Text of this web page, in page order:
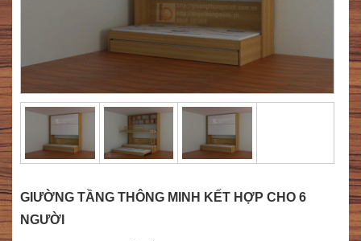
GIƯỜNG TẦNG THÔNG MINH KẾT HỢP CHO 6
NGƯỜI